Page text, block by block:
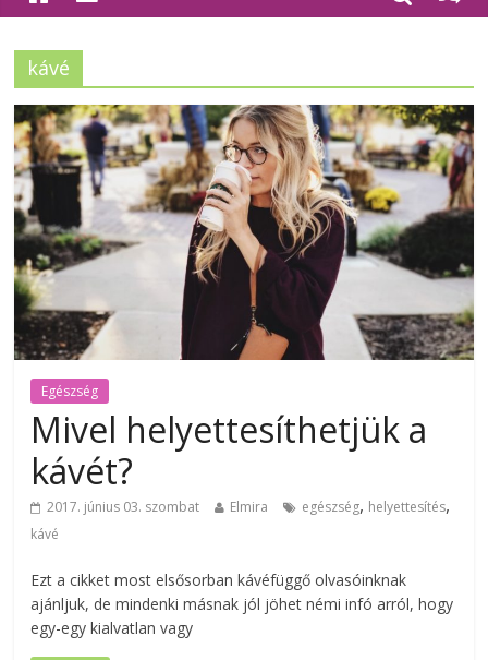
kávé
Egészség
Mivel helyettesíthetjük a
kávét?
2017. június 03. szombat Elmira egészség, helyettesítés,
kávé
Ezt a cikket most elsősorban kávéfüggő olvasóinknak
ajánljuk, de mindenki másnak jól jöhet némi infó arról, hogy
egy-egy kialvatlan vagy